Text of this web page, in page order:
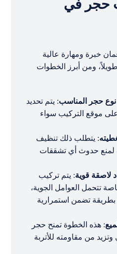
حجر في
خبرة ومهارة عالية
ومن أبرز الخطوات
نوع حجر المناسب: يتم تحديد
موقع التركيب سواء
: يتطلب ذلك تنظيف
لمنع حدوث أي تشققات
لاصقة قوية: يتم تركيب
تتحمل العوامل الجوية،
تضمن استمرارية
: هذه الخطوة تمنح حجر
وتزيد من مقاومته للأتربة